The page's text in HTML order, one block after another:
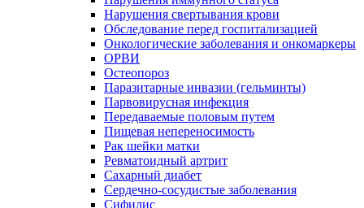
Нарушения свертывания крови
Обследование перед госпитализацией
Онкологические заболевания и онкомаркеры
ОРВИ
Остеопороз
Паразитарные инвазии (гельминты)
Парвовирусная инфекция
Передаваемые половым путем
Пищевая непереносимость
Рак шейки матки
Ревматоидный артрит
Сахарный диабет
Сердечно-сосудистые заболевания
Сифилис